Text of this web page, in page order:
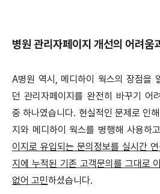
병원 관리자페이지 개선의 어려움
A병원 역시, 메디하이 웍스의 장점을
던 관리자페이지를 완전히 바꾸기 어
중 하나였습니다. 현실적인 문제로 인
지와 메디하이 웍스를 병행해 사용하
이지로 유입되는 문의정보를 실시간
지에 누적된 기존 고객문의를 그대로
없어 고민하셨습니다.